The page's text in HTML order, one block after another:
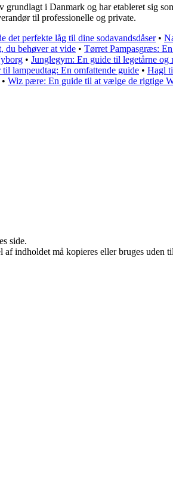
i Danmark og har etableret sig
til professionelle og private.
det perfekte låg til dine sodavandsdåser•
du behøver at vide • Tørret Pampasgræs:
• Junglegym: En guide til legetårne og
lampeudtag: En omfattende guide • Hagl
• Wiz pære: En guide til at vælge de rigtige
side.
indholdet må kopieres eller bruges uden